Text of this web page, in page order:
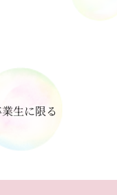
生に限る